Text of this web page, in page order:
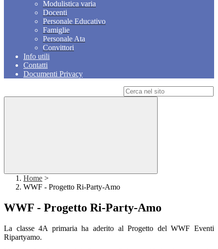
Modulistica varia
Docenti
Personale Educativo
Famiglie
Personale Ata
Convittori
Info utili
Contatti
Documenti Privacy
Home >
WWF - Progetto Ri-Party-Amo
WWF - Progetto Ri-Party-Amo
La classe 4A primaria ha aderito al Progetto del WWF Eventi
Ripartyamo.